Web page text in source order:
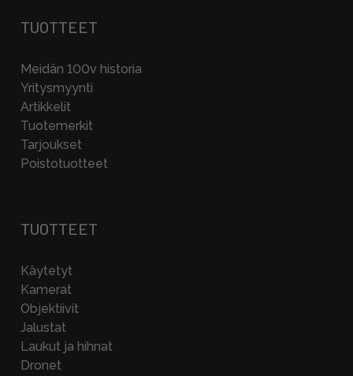
TUOTTEET
Meidän 100v historia
Yritysmyynti
Artikkelit
Tuotemerkit
Tarjoukset
Poistotuotteet
TUOTTEET
Käytetyt
Kamerat
Objektiivit
Jalustat
Laukut ja hihnat
Dronet